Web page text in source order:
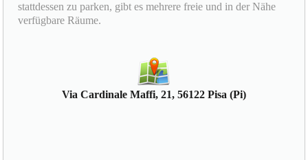
stattdessen zu parken, gibt es mehrere freie und in der Nähe
verfügbare Räume.
Via Cardinale Maffi, 21, 56122 Pisa (Pi)